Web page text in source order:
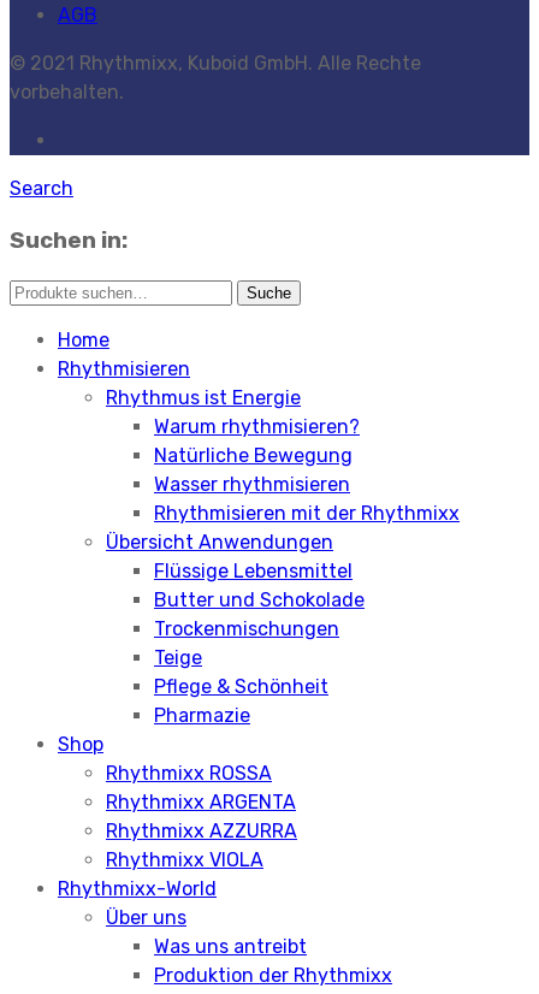
AGB
© 2021 Rhythmixx, Kuboid GmbH. Alle Rechte
vorbehalten.
Search
Suchen in:
Home
Rhythmisieren
Rhythmus ist Energie
Warum rhythmisieren?
Natürliche Bewegung
Wasser rhythmisieren
Rhythmisieren mit der Rhythmixx
Übersicht Anwendungen
Flüssige Lebensmittel
Butter und Schokolade
Trockenmischungen
Teige
Pflege & Schönheit
Pharmazie
Shop
Rhythmixx ROSSA
Rhythmixx ARGENTA
Rhythmixx AZZURRA
Rhythmixx VIOLA
Rhythmixx-World
Über uns
Was uns antreibt
Produktion der Rhythmixx